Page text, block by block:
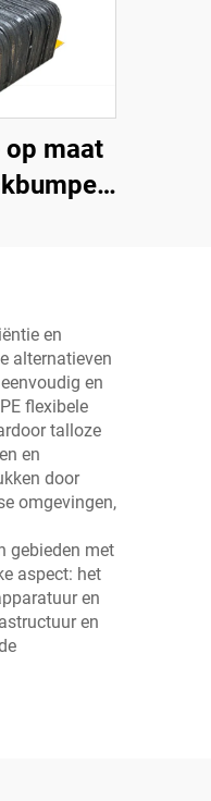
op maat
en
alternatieven
en
flexibele
talloze
en
door
omgevingen,
gebieden met
aspect: het
en
en